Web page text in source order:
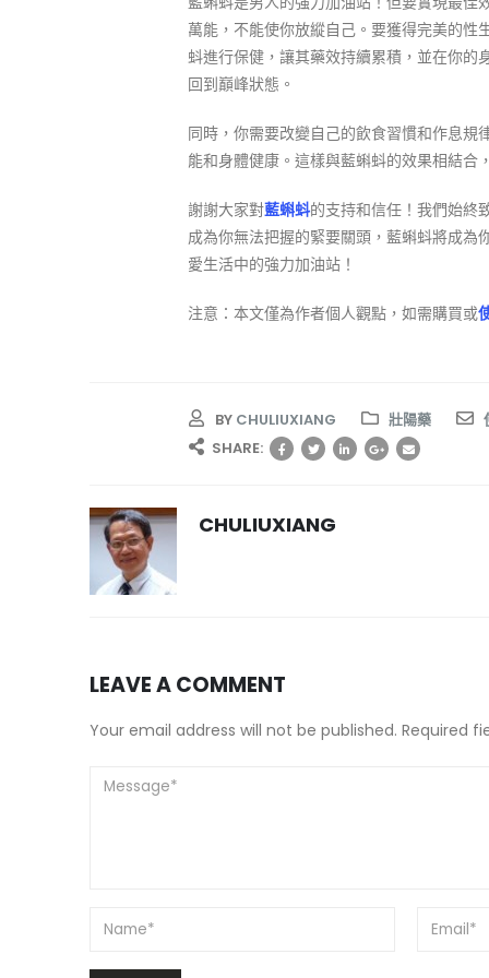
萬能，不能使你放縱自己。要獲得完美的
蚪進行保健，讓其藥效持續累積，並在你
回到巔峰狀態。
同時，你需要改變自己的飲食習慣和作息
能和身體健康。這樣與藍蝌蚪的效果相結
謝謝大家對藍蝌蚪的支持和信任！我們始終
成為你無法把握的緊要關頭，藍蝌蚪將成
愛生活中的強力加油站！
注意：本文僅為作者個人觀點，如需購買或
BY CHULIUXIANG 壯陽藥
SHARE:
CHULIUXIANG
LEAVE A COMMENT
Your email address will not be published. Required